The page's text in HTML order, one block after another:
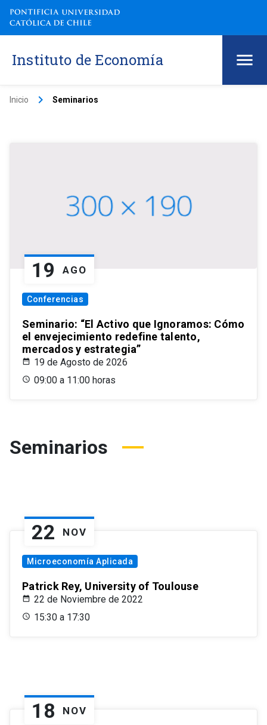
Instituto de Economía
Inicio keyboard_arrow_right Seminarios
19 AGO
Conferencias
Seminario: “El Activo que Ignoramos: Cómo
el envejecimiento redefine talento,
mercados y estrategia”
19 de Agosto de 2026
09:00 a 11:00 horas
Seminarios
22 NOV
Microeconomía Aplicada
Patrick Rey, University of Toulouse
22 de Noviembre de 2022
15:30 a 17:30
18 NOV